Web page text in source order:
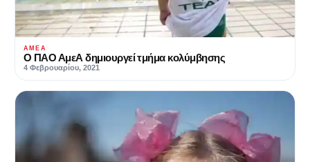
ΑΜΕΑ
Ο ΠΑΟ ΑμεΑ δημιουργεί τμήμα κολύμβησης
4 Φεβρουαρίου, 2021